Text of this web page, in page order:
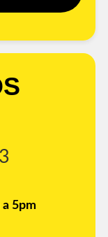
a 5pm